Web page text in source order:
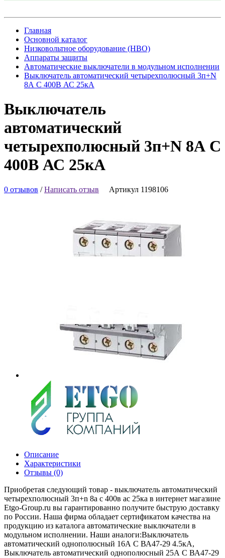
Главная
Основной каталог
Низковольтное оборудование (НВО)
Аппараты защиты
Автоматические выключатели в модульном исполнении
Выключатель автоматический четырехполюсный 3п+N
8А C 400В АС 25кА
Выключатель
автоматический
четырехполюсный 3п+N 8А C
400В АС 25кА
0 отзывов /Написать отзыв Артикул 1198106
Описание
Характеристики
Отзывы (0)
Приобретая следующий товар - выключатель автоматический
четырехполюсный 3п+n 8а c 400в ас 25ка в интернет магазине
Etgo-Group.ru вы гарантированно получите быструю доставку
по России. Наша фирма обладает сертификатом качества на
продукцию из каталога автоматические выключатели в
модульном исполнении. Наши аналоги:Выключатель
автоматический однополюсный 16А C ВА47-29 4.5кА,
Выключатель автоматический однополюсный 25А C ВА47-29